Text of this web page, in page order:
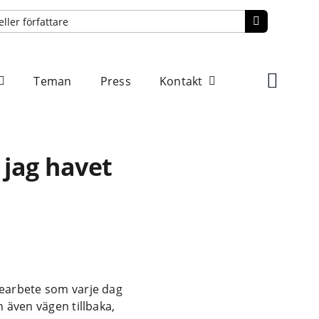
Teman Press Kontakt
havet
som varje dag
vägen tillbaka,